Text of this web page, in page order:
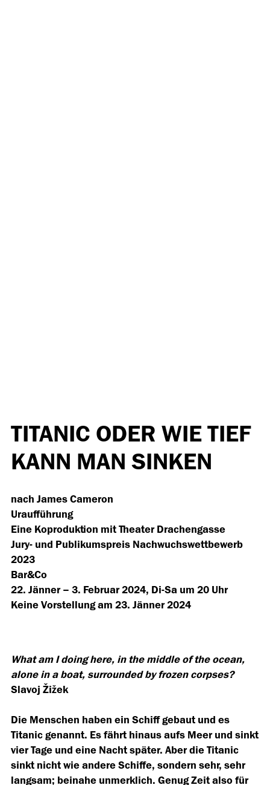
TITANIC ODER WIE TIEF
KANN MAN SINKEN
nach James Cameron
Uraufführung
Eine Koproduktion mit Theater Drachengasse
Jury- und Publikumspreis Nachwuchswettbewerb
2023
Bar&Co
22. Jänner – 3. Februar 2024, Di-Sa um 20 Uhr
Keine Vorstellung am 23. Jänner 2024
What am I doing here, in the middle of the ocean,
alone in a boat, surrounded by frozen corpses?
Slavoj Žižek
Die Menschen haben ein Schiff gebaut und es
Titanic genannt. Es fährt hinaus aufs Meer und sinkt
vier Tage und eine Nacht später. Aber die Titanic
sinkt nicht wie andere Schiffe, sondern sehr, sehr
langsam; beinahe unmerklich. Genug Zeit also für